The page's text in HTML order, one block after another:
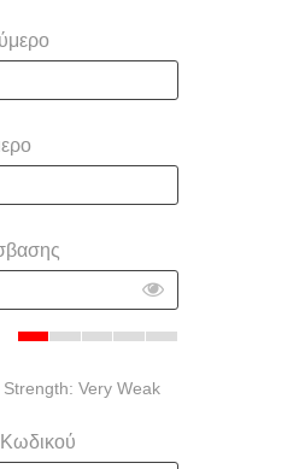
Strength: Very Weak